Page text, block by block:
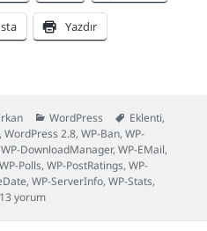
Yazdır
Kategoriler
WordPress Etiketler
Eklenti,
,WordPress 2.8,WP-Ban,WP-
WP-DownloadManager,WP-EMail,
WP-Polls,WP-PostRatings,WP-
,WP-ServerInfo,WP-Stats,
16 adet Türkçe WordPress eklentisi için
13 yorum